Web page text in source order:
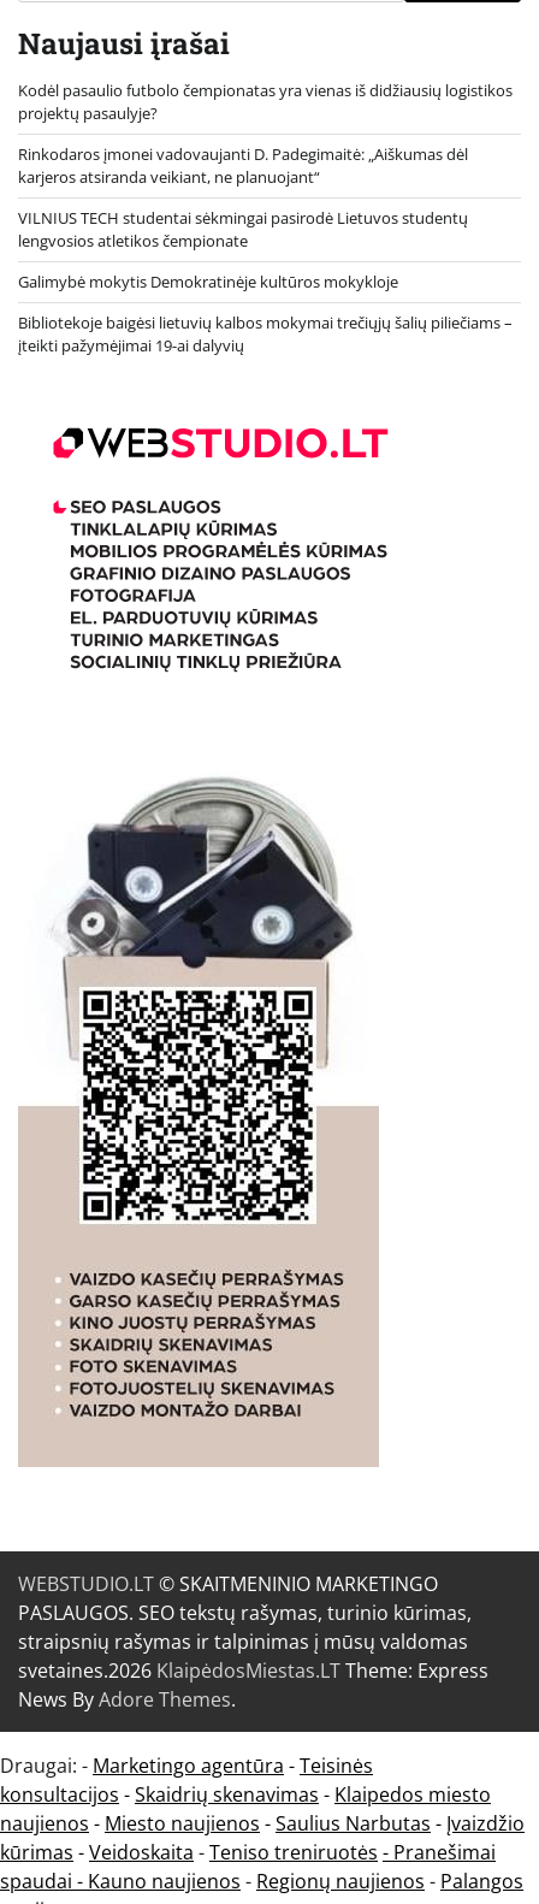
Naujausi įrašai
Kodėl pasaulio futbolo čempionatas yra vienas iš didžiausių logistikos
projektų pasaulyje?
Rinkodaros įmonei vadovaujanti D. Padegimaitė: „Aiškumas dėl
karjeros atsiranda veikiant, ne planuojant“
VILNIUS TECH studentai sėkmingai pasirodė Lietuvos studentų
lengvosios atletikos čempionate
Galimybė mokytis Demokratinėje kultūros mokykloje
Bibliotekoje baigėsi lietuvių kalbos mokymai trečiųjų šalių piliečiams –
įteikti pažymėjimai 19-ai dalyvių
WEBSTUDIO.LT© SKAITMENINIO MARKETINGO
PASLAUGOS. SEO tekstų rašymas, turinio kūrimas,
straipsnių rašymas ir talpinimas į mūsų valdomas
svetaines.2026 KlaipėdosMiestas.LTTheme: Express
News ByAdore Themes.
Draugai: - Marketingo agentūra -Teisinės
konsultacijos -Skaidrių skenavimas - Klaipedos miesto
naujienos - Miesto naujienos -Saulius Narbutas - Įvaizdžio
kūrimas -Veidoskaita -Teniso treniruotės - Pranešimai
spaudai - Kauno naujienos - Regionų naujienos - Palangos